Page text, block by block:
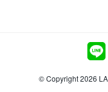
© Copyright 2026